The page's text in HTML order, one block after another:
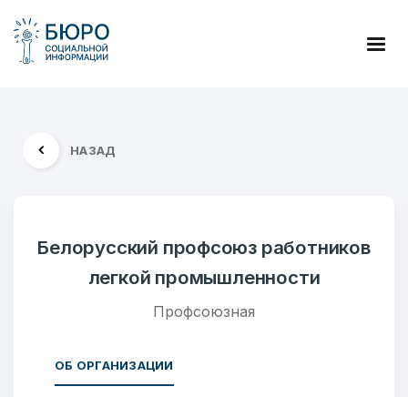
НАЗАД
Белорусский профсоюз работников
легкой промышленности
Профсоюзная
ОБ ОРГАНИЗАЦИИ